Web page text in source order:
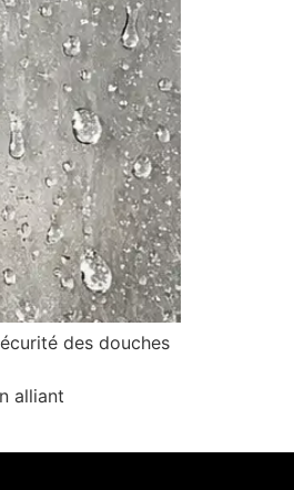
des douches
alliant